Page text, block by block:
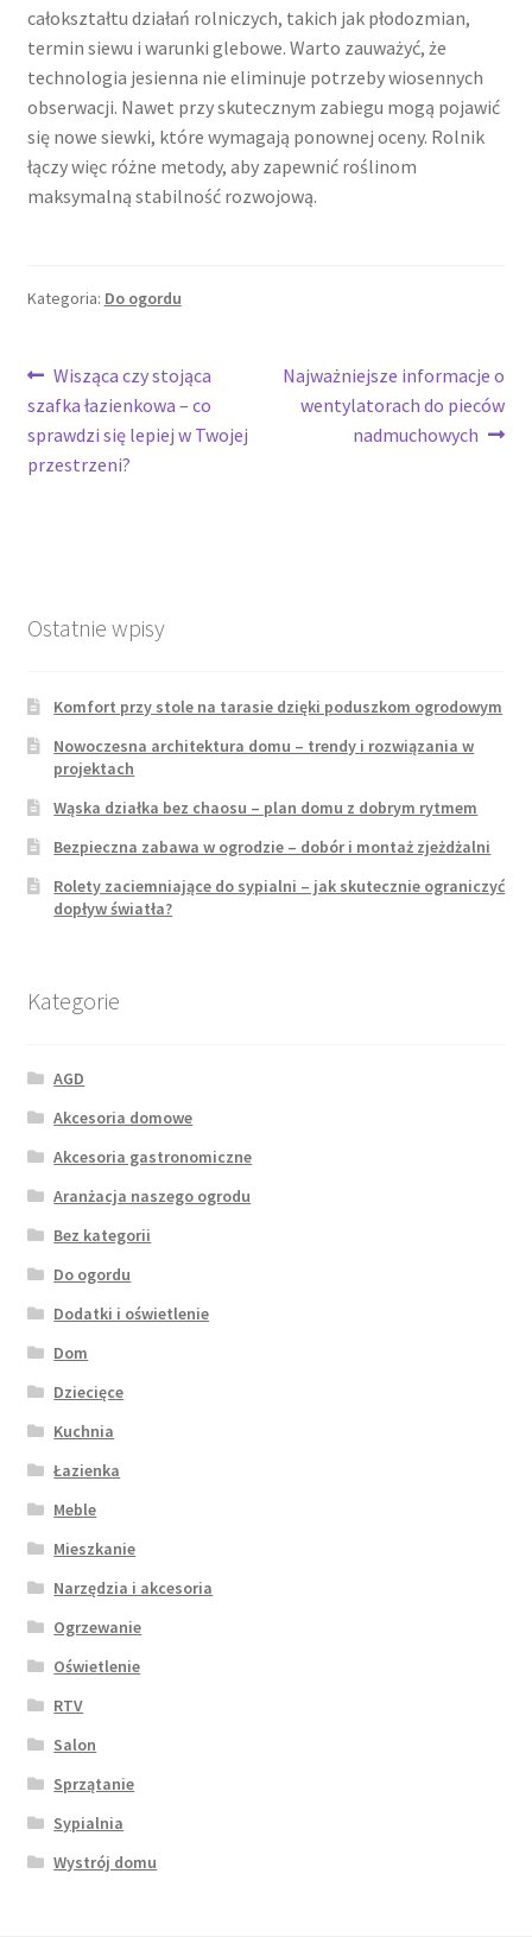
całokształtu działań rolniczych, takich jak płodozmian,
termin siewu i warunki glebowe. Warto zauważyć, że
technologia jesienna nie eliminuje potrzeby wiosennych
obserwacji. Nawet przy skutecznym zabiegu mogą pojawić
się nowe siewki, które wymagają ponownej oceny. Rolnik
łączy więc różne metody, aby zapewnić roślinom
maksymalną stabilność rozwojową.
Kategoria: Do ogordu
Nawigacja
wpisu
Poprzedni
wpis:
Wisząca czy stojąca
szafka łazienkowa – co
sprawdzi się lepiej w Twojej
przestrzeni?
Następny
wpis:
Najważniejsze informacje o
wentylatorach do pieców
nadmuchowych
Ostatnie wpisy
Komfort przy stole na tarasie dzięki poduszkom ogrodowym
Nowoczesna architektura domu – trendy i rozwiązania w
projektach
Wąska działka bez chaosu – plan domu z dobrym rytmem
Bezpieczna zabawa w ogrodzie – dobór i montaż zjeżdżalni
Rolety zaciemniające do sypialni – jak skutecznie ograniczyć
dopływ światła?
Kategorie
AGD
Akcesoria domowe
Akcesoria gastronomiczne
Aranżacja naszego ogrodu
Bez kategorii
Do ogordu
Dodatki i oświetlenie
Dom
Dziecięce
Kuchnia
Łazienka
Meble
Mieszkanie
Narzędzia i akcesoria
Ogrzewanie
Oświetlenie
RTV
Salon
Sprzątanie
Sypialnia
Wystrój domu